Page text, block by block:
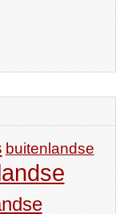
buitenlandse